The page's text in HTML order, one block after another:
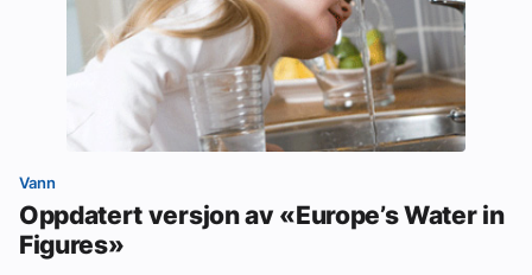
Vann
Oppdatert versjon av «Europe’s Water in
Figures»